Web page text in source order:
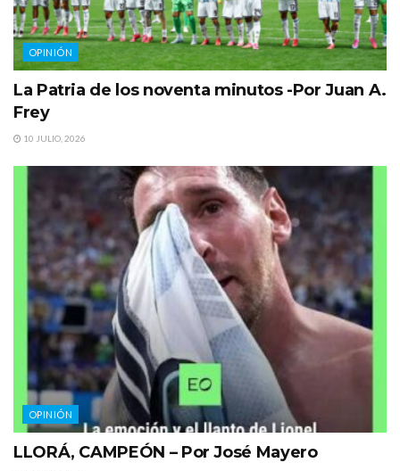
OPINIÓN
La Patria de los noventa minutos -Por Juan A.
Frey
10 JULIO, 2026
OPINIÓN
LLORÁ, CAMPEÓN – Por José Mayero